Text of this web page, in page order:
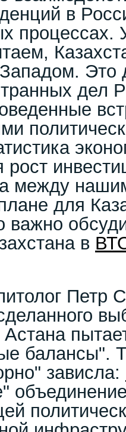
в
процессах.
Это
дел
между
для
важно
в
Петр
балансы".
зависла: